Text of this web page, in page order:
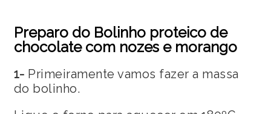
Preparo do Bolinho proteico de
chocolate com nozes e morango
1- Primeiramente vamos fazer a massa
do bolinho.